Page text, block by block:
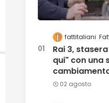
fattitaliani
Rai 3,
qui" con una
02 agosto